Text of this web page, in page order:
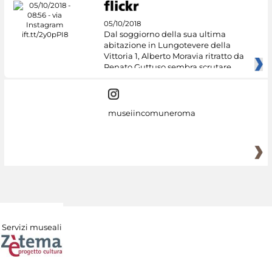
05/10/2018
Dal soggiorno della sua ultima
abitazione in Lungotevere della
Vittoria 1, Alberto Moravia ritratto da
Renato Guttuso sembra scrutare
museiincomuneroma
Servizi museali